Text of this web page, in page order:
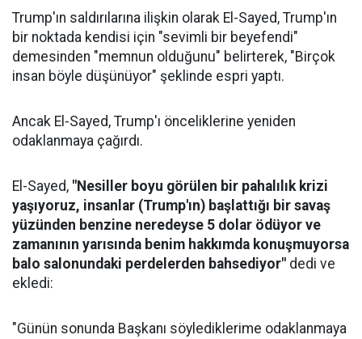
Trump'ın saldırılarına ilişkin olarak El-Sayed, Trump'ın
bir noktada kendisi için "sevimli bir beyefendi"
demesinden "memnun olduğunu" belirterek, "Birçok
insan böyle düşünüyor" şeklinde espri yaptı.
Ancak El-Sayed, Trump'ı önceliklerine yeniden
odaklanmaya çağırdı.
El-Sayed, "Nesiller boyu görülen bir pahalılık krizi
yaşıyoruz, insanlar (Trump'ın) başlattığı bir savaş
yüzünden benzine neredeyse 5 dolar ödüyor ve
zamanının yarısında benim hakkımda konuşmuyorsa
balo salonundaki perdelerden bahsediyor" dedi ve
ekledi:
"Günün sonunda Başkanı söylediklerime odaklanmaya